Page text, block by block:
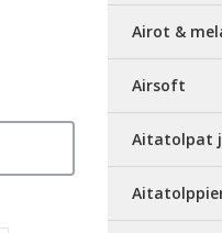
Airot &
Airsoft
Aitatolpat